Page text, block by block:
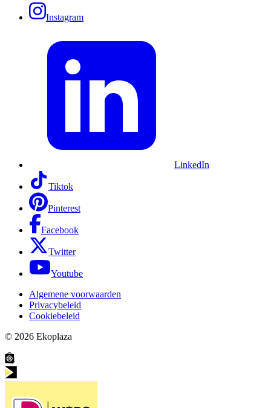
Instagram
LinkedIn
Tiktok
Pinterest
Facebook
Twitter
Youtube
Algemene voorwaarden
Privacybeleid
Cookiebeleid
© 2026 Ekoplaza